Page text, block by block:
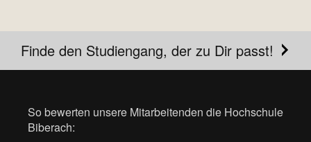
Finde den Studiengang, der zu Dir passt!
So bewerten unsere Mitarbeitenden die Hochschule
Biberach: